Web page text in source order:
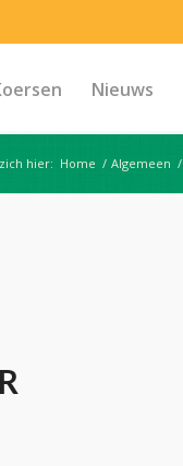
Nieuws
hier: Home / Algemeen /